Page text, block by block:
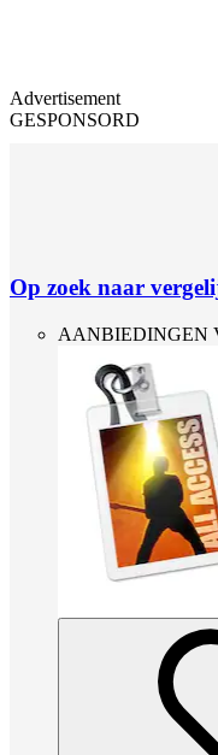
Advertisement
GESPONSORD
Op zoek naar
AANBIEDINGEN